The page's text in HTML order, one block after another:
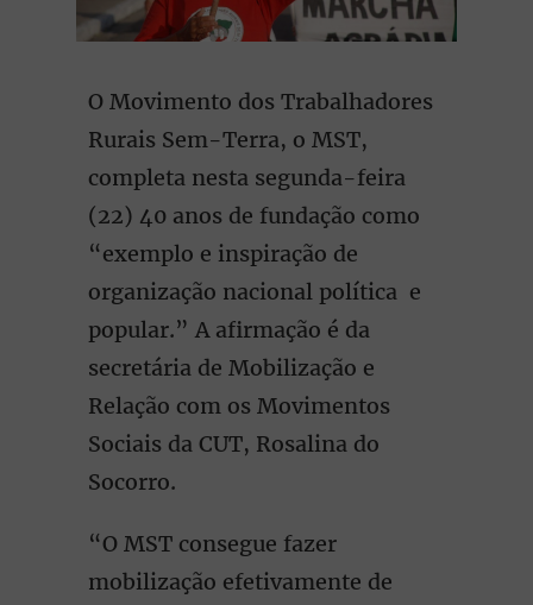
O Movimento dos Trabalhadores
Rurais Sem-Terra, o MST,
completa nesta segunda-feira
(22) 40 anos de fundação como
“exemplo e inspiração de
organização nacional política e
popular.” A afirmação é da
secretária de Mobilização e
Relação com os Movimentos
Sociais da CUT, Rosalina do
Socorro.
“O MST consegue fazer
mobilização efetivamente de